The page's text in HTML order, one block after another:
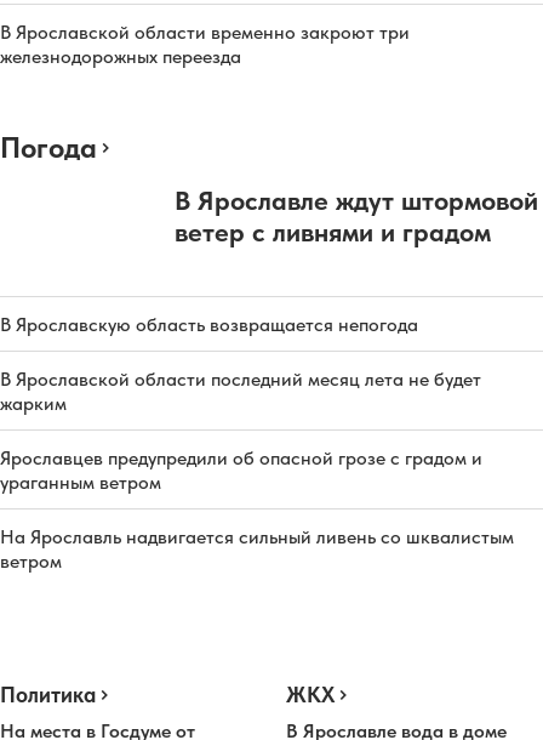
В Ярославской области временно закроют три
железнодорожных переезда
Погода
В Ярославле ждут штормовой
ветер с ливнями и градом
В Ярославскую область возвращается непогода
В Ярославской области последний месяц лета не будет
жарким
Ярославцев предупредили об опасной грозе с градом и
ураганным ветром
На Ярославль надвигается сильный ливень со шквалистым
ветром
Политика
На места в Госдуме от
ЖКХ
В Ярославле вода в доме